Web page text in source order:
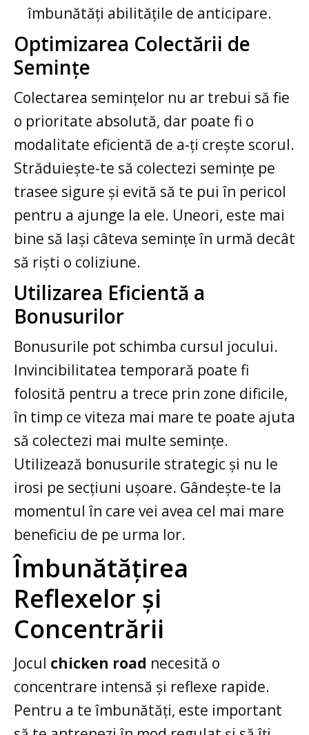
îmbunătăți abilitățile de anticipare.
Optimizarea Colectării de
Semințe
Colectarea semințelor nu ar trebui să fie
o prioritate absolută, dar poate fi o
modalitate eficientă de a-ți crește scorul.
Străduiește-te să colectezi semințe pe
trasee sigure și evită să te pui în pericol
pentru a ajunge la ele. Uneori, este mai
bine să lași câteva semințe în urmă decât
să riști o coliziune.
Utilizarea Eficientă a
Bonusurilor
Bonusurile pot schimba cursul jocului.
Invincibilitatea temporară poate fi
folosită pentru a trece prin zone dificile,
în timp ce viteza mai mare te poate ajuta
să colectezi mai multe semințe.
Utilizează bonusurile strategic și nu le
irosi pe secțiuni ușoare. Gândește-te la
momentul în care vei avea cel mai mare
beneficiu de pe urma lor.
Îmbunătățirea
Reflexelor și
Concentrării
Jocul chicken road necesită o
concentrare intensă și reflexe rapide.
Pentru a te îmbunătăți, este important